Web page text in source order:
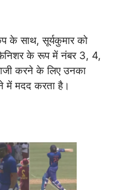
के साथ, सूर्यकुमार को
के रूप में नंबर 3, 4,
करने के लिए उनका
में मदद करता है।